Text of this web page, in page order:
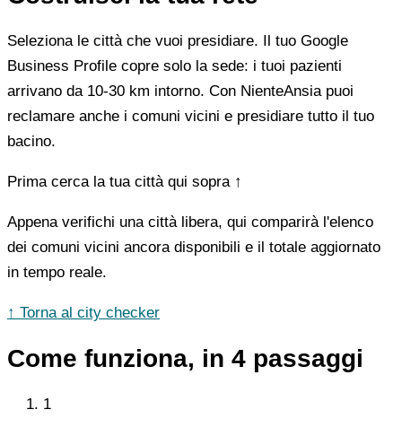
Seleziona le città che vuoi presidiare. Il tuo Google
Business Profile copre solo la sede: i tuoi pazienti
arrivano da 10-30 km intorno. Con NienteAnsia puoi
reclamare anche i comuni vicini e presidiare tutto il tuo
bacino.
Prima cerca la tua città qui sopra ↑
Appena verifichi una città libera, qui comparirà l'elenco
dei comuni vicini ancora disponibili e il totale aggiornato
in tempo reale.
↑ Torna al city checker
Come funziona, in 4 passaggi
1